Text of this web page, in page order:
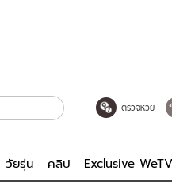
ตรวจหวย
วัยรุ่น คลิป Exclusive WeTV